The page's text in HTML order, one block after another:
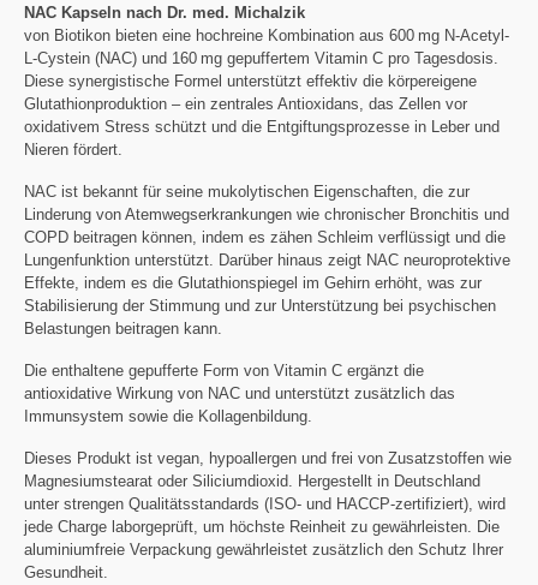
NAC Kapseln nach Dr. med. Michalzik
von Biotikon bieten eine hochreine Kombination aus 600 mg N-Acetyl-
L-Cystein (NAC) und 160 mg gepuffertem Vitamin C pro Tagesdosis.
Diese synergistische Formel unterstützt effektiv die körpereigene
Glutathionproduktion – ein zentrales Antioxidans, das Zellen vor
oxidativem Stress schützt und die Entgiftungsprozesse in Leber und
Nieren fördert.
NAC ist bekannt für seine mukolytischen Eigenschaften, die zur
Linderung von Atemwegserkrankungen wie chronischer Bronchitis und
COPD beitragen können, indem es zähen Schleim verflüssigt und die
Lungenfunktion unterstützt. Darüber hinaus zeigt NAC neuroprotektive
Effekte, indem es die Glutathionspiegel im Gehirn erhöht, was zur
Stabilisierung der Stimmung und zur Unterstützung bei psychischen
Belastungen beitragen kann.
Die enthaltene gepufferte Form von Vitamin C ergänzt die
antioxidative Wirkung von NAC und unterstützt zusätzlich das
Immunsystem sowie die Kollagenbildung.
Dieses Produkt ist vegan, hypoallergen und frei von Zusatzstoffen wie
Magnesiumstearat oder Siliciumdioxid. Hergestellt in Deutschland
unter strengen Qualitätsstandards (ISO- und HACCP-zertifiziert), wird
jede Charge laborgeprüft, um höchste Reinheit zu gewährleisten. Die
aluminiumfreie Verpackung gewährleistet zusätzlich den Schutz Ihrer
Gesundheit.